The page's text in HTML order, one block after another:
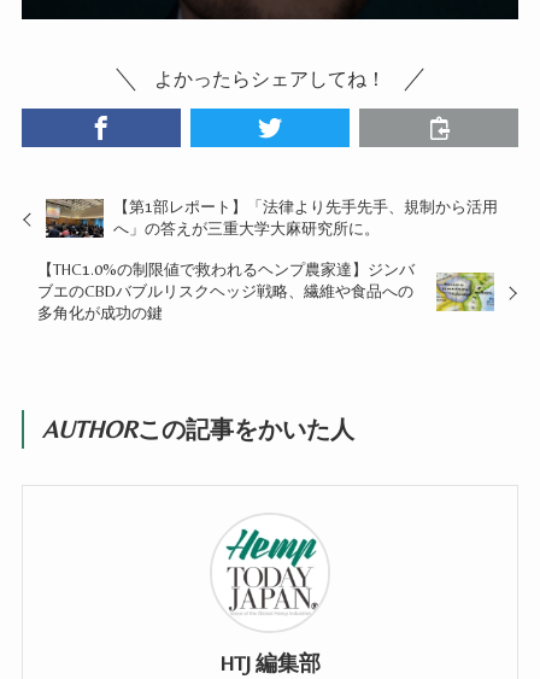
よかったらシェアしてね！
【第1部レポート】「法律より先手先手、規制から活用
へ」の答えが三重大学大麻研究所に。
【THC1.0%の制限値で救われるヘンプ農家達】ジンバ
ブエのCBDバブルリスクヘッジ戦略、繊維や食品への
多角化が成功の鍵
AUTHORこの記事をかいた人
HTJ 編集部